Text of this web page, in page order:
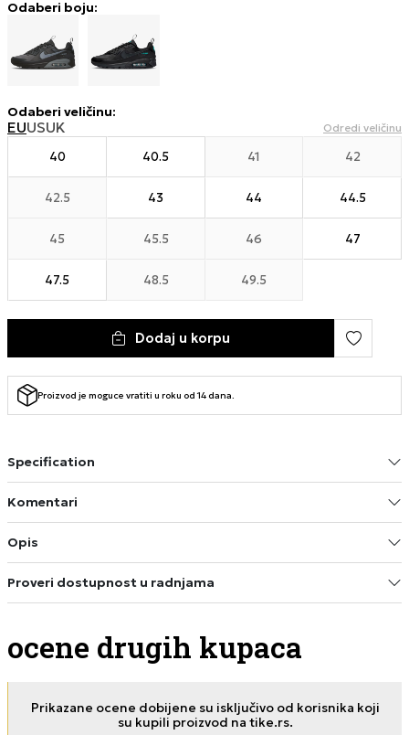
Odaberi boju:
Odaberi veličinu:
EUUSUK Odredi veličinu
40 40.5 41 42
42.5 43 44 44.5
45 45.5 46 47
47.5 48.5 49.5
Dodaj u korpu
Proizvod je moguce vratiti u roku od 14 dana.
Specification
Komentari
Opis
Proveri dostupnost u radnjama
ocene drugih kupaca
Prikazane ocene dobijene su isključivo od korisnika koji
su kupili proizvod na tike.rs.